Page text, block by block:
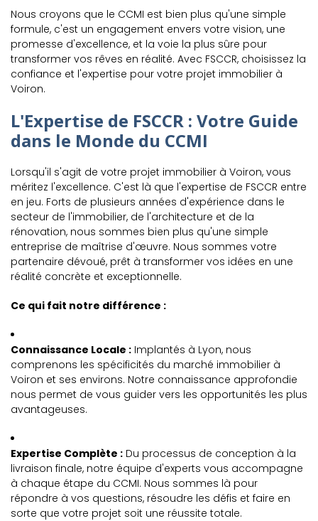
Nous croyons que le CCMI est bien plus qu'une simple
formule, c'est un engagement envers votre vision, une
promesse d'excellence, et la voie la plus sûre pour
transformer vos rêves en réalité. Avec FSCCR, choisissez la
confiance et l'expertise pour votre projet immobilier à
Voiron.
L'Expertise de FSCCR : Votre Guide
dans le Monde du CCMI
Lorsqu'il s'agit de votre projet immobilier à Voiron, vous
méritez l'excellence. C'est là que l'expertise de FSCCR entre
en jeu. Forts de plusieurs années d'expérience dans le
secteur de l'immobilier, de l'architecture et de la
rénovation, nous sommes bien plus qu'une simple
entreprise de maîtrise d'œuvre. Nous sommes votre
partenaire dévoué, prêt à transformer vos idées en une
réalité concrète et exceptionnelle.
Ce qui fait notre différence :
Connaissance Locale : Implantés à Lyon, nous
comprenons les spécificités du marché immobilier à
Voiron et ses environs. Notre connaissance approfondie
nous permet de vous guider vers les opportunités les plus
avantageuses.
Expertise Complète : Du processus de conception à la
livraison finale, notre équipe d'experts vous accompagne
à chaque étape du CCMI. Nous sommes là pour
répondre à vos questions, résoudre les défis et faire en
sorte que votre projet soit une réussite totale.